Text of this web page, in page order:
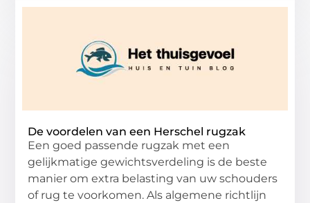
De voordelen van een Herschel rugzak
Een goed passende rugzak met een
gelijkmatige gewichtsverdeling is de beste
manier om extra belasting van uw schouders
of rug te voorkomen. Als algemene richtlijn